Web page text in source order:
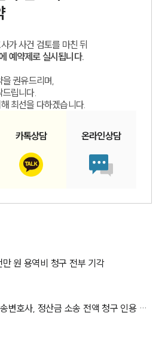
가 사건 검토를 마친 뒤
예약제로 실시됩니다.
권유드리며,
립니다.
최선을 다하겠습니다.
카톡상담 온라인상담
원 용역비 청구 전부 기각
민사소송변호사 | 민사소송변호사, 정산금 소송 전액 청구 인용 사례